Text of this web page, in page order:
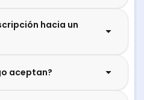
hacia un
aceptan?